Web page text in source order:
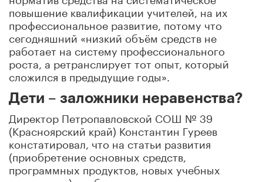
повышение квалификации учителей, на их
профессиональное развитие, потому что
сегодняшний «низкий объём средств не
работает на систему профессионального
роста, а ретранслирует тот опыт, который
сложился в предыдущие годы».
Дети – заложники неравенства?
Директор Петропавловской СОШ № 39
(Красноярский край) Константин Гуреев
констатировал, что на статьи развития
(приобретение основных средств,
программных продуктов, новых учебных